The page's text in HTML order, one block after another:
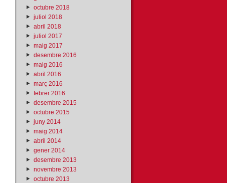
octubre 2018
juliol 2018
abril 2018
juliol 2017
maig 2017
desembre 2016
maig 2016
abril 2016
març 2016
febrer 2016
desembre 2015
octubre 2015
juny 2014
maig 2014
abril 2014
gener 2014
desembre 2013
novembre 2013
octubre 2013